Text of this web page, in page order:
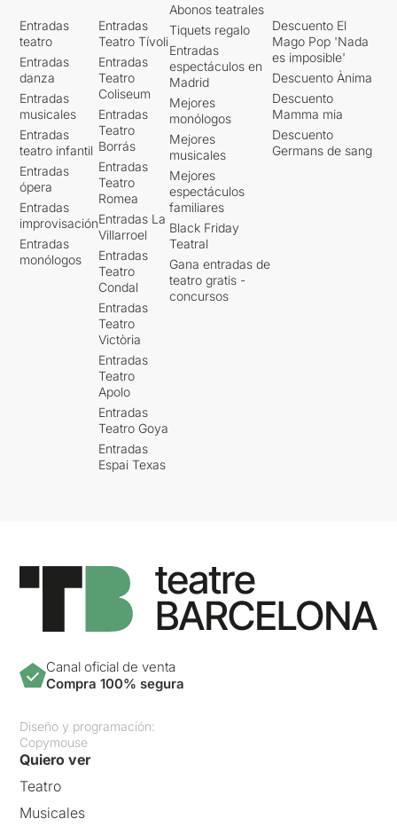
Entradas
teatro
Entradas
danza
Entradas
musicales
Entradas
teatro infantil
Entradas
ópera
Entradas
improvisación
Entradas
monólogos
Entradas
Teatro Tívoli
Entradas
Teatro
Coliseum
Entradas
Teatro
Borrás
Entradas
Teatro
Romea
Entradas La
Villarroel
Entradas
Teatro
Condal
Entradas
Teatro
Victòria
Entradas
Teatro
Apolo
Entradas
Teatro Goya
Entradas
Espai Texas
Abonos teatrales
Tiquets regalo
Entradas
espectáculos en
Madrid
Mejores
monólogos
Mejores
musicales
Mejores
espectáculos
familiares
Black Friday
Teatral
Gana entradas de
teatro gratis -
concursos
Descuento El
Mago Pop 'Nada
es imposible'
Descuento Ànima
Descuento
Mamma mia
Descuento
Germans de sang
Canal oficial de venta
Compra 100% segura
Diseño y programación:
Copymouse
Quiero ver
Teatro
Musicales